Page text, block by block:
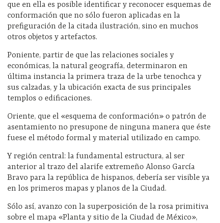
que en ella es posible identificar y reconocer esquemas de
conformación que no sólo fueron aplicadas en la
prefiguración de la citada ilustración, sino en muchos
otros objetos y artefactos.
Poniente, partir de que las relaciones sociales y
económicas, la natural geografía, determinaron en
última instancia la primera traza de la urbe tenochca y
sus calzadas, y la ubicación exacta de sus principales
templos o edificaciones.
Oriente, que el «esquema de conformación» o patrón de
asentamiento no presupone de ninguna manera que éste
fuese el método formal y material utilizado en campo.
Y región central: la fundamental estructura, al ser
anterior al trazo del alarife extremeño Alonso García
Bravo para la república de hispanos, debería ser visible ya
en los primeros mapas y planos de la Ciudad.
Sólo así, avanzo con la superposición de la rosa primitiva
sobre el mapa «Planta y sitio de la Ciudad de México»,